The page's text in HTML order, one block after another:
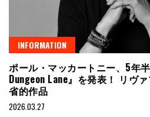
INFORMATION
ポール・マッカートニー、5年
Dungeon Lane』を発表！ リヴ
省的作品
2026.03.27